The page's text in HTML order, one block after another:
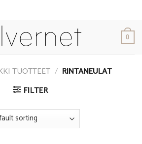
0
TUOTTEET / RINTANEULAT
FILTER